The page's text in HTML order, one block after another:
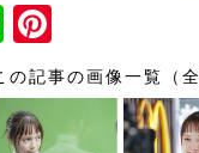
Li
n
e
nt
er
e
の記事の画像一覧（全